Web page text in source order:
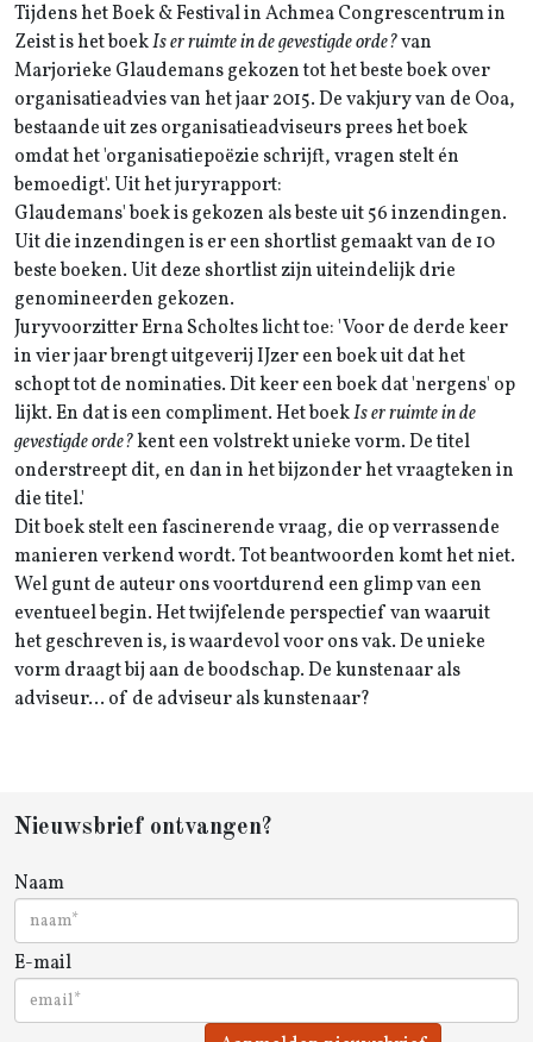
Tijdens het Boek & Festival in Achmea Congrescentrum in
Zeist is het boekIs er ruimte in de gevestigde orde?van
Marjorieke Glaudemans gekozen tot het beste boek over
organisatieadvies van het jaar 2015. De vakjury van de Ooa,
bestaande uit zes organisatieadviseurs prees het boek
omdat het 'organisatiepoëzie schrijft, vragen stelt én
bemoedigt'. Uit het juryrapport:
Glaudemans' boek is gekozen als beste uit 56 inzendingen.
Uit die inzendingen is er een shortlist gemaakt van de 10
beste boeken. Uit deze shortlist zijn uiteindelijk drie
genomineerden gekozen.
Juryvoorzitter Erna Scholtes licht toe: 'Voor de derde keer
in vier jaar brengt uitgeverij IJzer een boek uit dat het
schopt tot de nominaties. Dit keer een boek dat 'nergens' op
lijkt. En dat is een compliment. Het boekIs er ruimte in de
gevestigde orde?kent een volstrekt unieke vorm. De titel
onderstreept dit, en dan in het bijzonder het vraagteken in
die titel.'
Dit boek stelt een fascinerende vraag, die op verrassende
manieren verkend wordt. Tot beantwoorden komt het niet.
Wel gunt de auteur ons voortdurend een glimp van een
eventueel begin. Het twijfelende perspectief van waaruit
het geschreven is, is waardevol voor ons vak. De unieke
vorm draagt bij aan de boodschap. De kunstenaar als
adviseur… of de adviseur als kunstenaar?
Nieuwsbrief ontvangen?
Naam
E-mail